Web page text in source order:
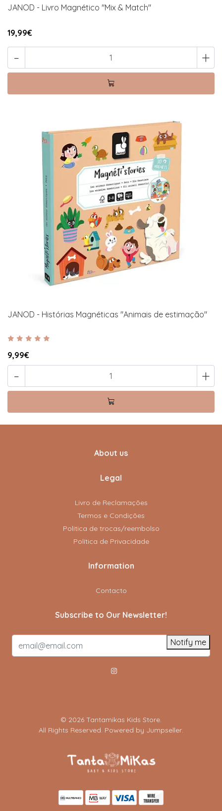
JANOD - Livro Magnético "Mix & Match"
19,99€
- +
JANOD - Histórias Magnéticas "Animais de estimação"
9,99€
- +
About us
Legal
Livro de Reclamações
Termos e Condições
Politica de trocas/reembolso
Política de Privacidade
Information
Contacto
Subscribe to Our Newsletter!
Notify me
© 2026 Tantamikas Kids Store.
All Rights Reserved. Powered by Jumpseller.